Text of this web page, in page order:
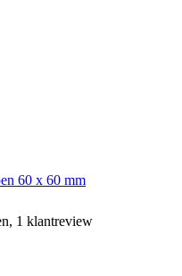
60 x 60 mm
1 klantreview